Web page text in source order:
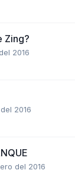
Zing?
2016
2016
del 2016